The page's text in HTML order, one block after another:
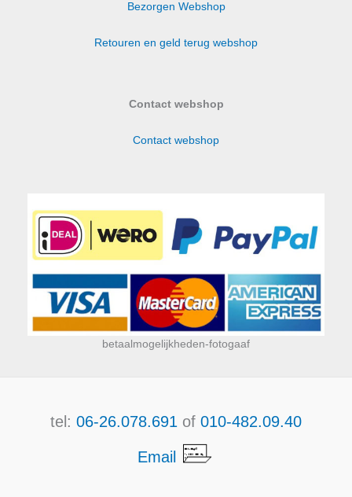
Bezorgen Webshop
Retouren en geld terug webshop
Contact webshop
Contact webshop
betaalmogelijkheden-fotogaaf
tel: 06-26.078.691 of 010-482.09.40
Email